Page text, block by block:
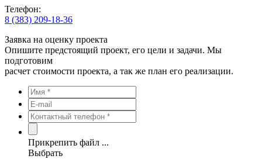
Телефон:
8 (383) 209-18-36
Заявка на оценку проекта
Опишите предстоящий проект, его цели и задачи. Мы
подготовим
расчет стоимости проекта, а так же план его реализации.
Прикрепить файл ...
Выбрать